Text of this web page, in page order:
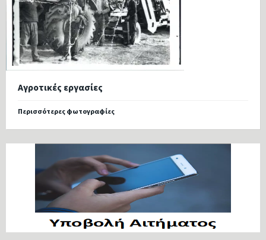
Αγροτικές εργασίες
Περισσότερες φωτογραφίες